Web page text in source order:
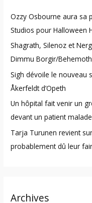
f
o
r
:
Ozzy Osbourne aura sa
Studios pour Halloween
Shagrath, Silenoz et
Dimmu Borgir/
Sigh dévoile le nouveau
Åkerfeldt d’Opeth
Un hôpital fait venir un
devant un patient malade
Tarja Turunen revient
probablement dû leur
Archives